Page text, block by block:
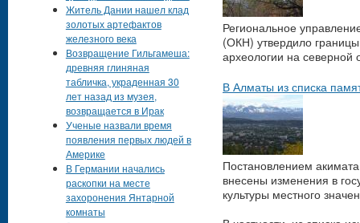
Региональное
(ОКН) утвердило
археологии на
В Алматы из списка
Постановлением
внесены изменения в
культуры местного
Житель Дании нашел клад
золотых артефактов
железного века
Возвращение Гильгамеша:
древняя глиняная
табличка, украденная 30
лет назад из музея,
возвращается в Ирак
Ученые назвали время
появления первых людей в
Америке
В Германии начались
раскопки на месте
захоронения Янтарной
комнаты